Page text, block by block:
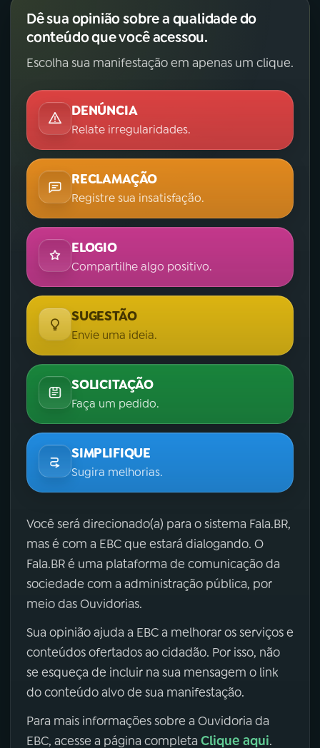
Dê sua opinião sobre a qualidade do
conteúdo que você acessou.
Escolha sua manifestação em apenas um clique.
DENÚNCIA
Relate irregularidades.
RECLAMAÇÃO
Registre sua insatisfação.
ELOGIO
Compartilhe algo positivo.
SUGESTÃO
Envie uma ideia.
SOLICITAÇÃO
Faça um pedido.
SIMPLIFIQUE
Sugira melhorias.
Você será direcionado(a) para o sistema Fala.BR,
mas é com a EBC que estará dialogando. O
Fala.BR é uma plataforma de comunicação da
sociedade com a administração pública, por
meio das Ouvidorias.
Sua opinião ajuda a EBC a melhorar os serviços e
conteúdos ofertados ao cidadão. Por isso, não
se esqueça de incluir na sua mensagem o link
do conteúdo alvo de sua manifestação.
Para mais informações sobre a Ouvidoria da
EBC, acesse a página completa Clique aqui.